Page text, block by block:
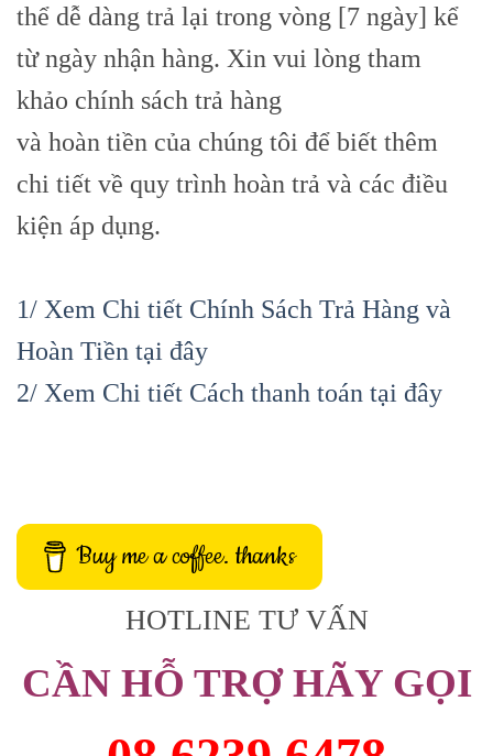
thể dễ dàng trả lại trong vòng [7 ngày] kể
từ ngày nhận hàng. Xin vui lòng tham
khảo chính sách trả hàng
và hoàn tiền của chúng tôi để biết thêm
chi tiết về quy trình hoàn trả và các điều
kiện áp dụng.
1/ Xem Chi tiết Chính Sách Trả Hàng và
Hoàn Tiền tại đây
2/ Xem Chi tiết Cách thanh toán tại đây
Buy me a coffee. thanks
HOTLINE TƯ VẤN
CẦN HỖ TRỢ HÃY GỌI